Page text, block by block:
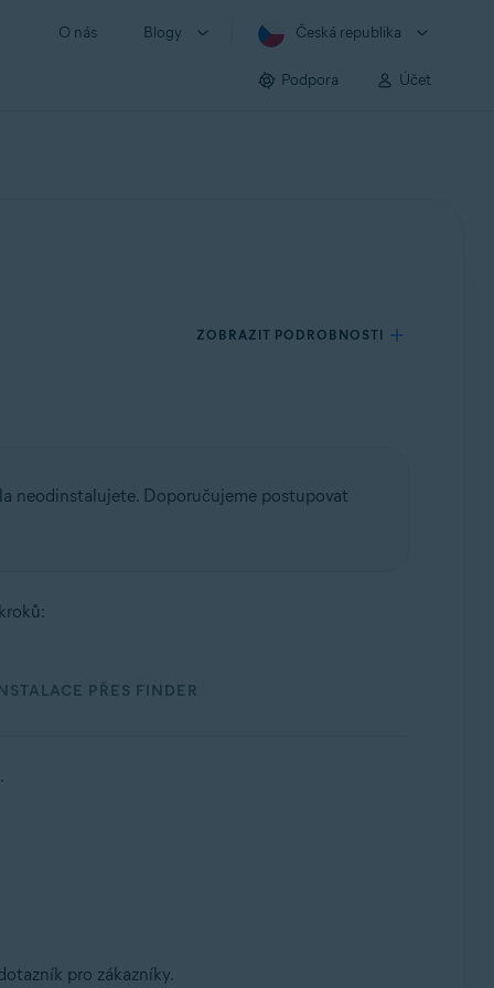
O nás Blogy Česká republika
Podpora Účet
ZOBRAZIT PODROBNOSTI
neodinstalujete. Doporučujeme postupovat
PŘES FINDER
.
pro zákazníky.